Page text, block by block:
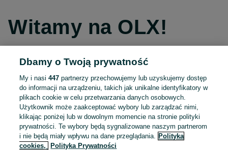
Witamy na OLX!
Kontynuuj przez Facebooka
Kontynuuj przez konto Apple
Kontynuuj przez konto Google
Dbamy o Twoją prywatność
My i nasi447 partnerzy przechowujemy lub uzyskujemy dostęp
do informacji na urządzeniu, takich jak unikalne identyfikatory w
plikach cookie w celu przetwarzania danych osobowych.
Użytkownik może zaakceptować wybory lub zarządzać nimi,
klikając poniżej lub w dowolnym momencie na stronie polityki
prywatności. Te wybory będą sygnalizowane naszym partnerom
i nie będą miały wpływu na dane przeglądania.
Polityka
cookies,
Polityka Prywatności